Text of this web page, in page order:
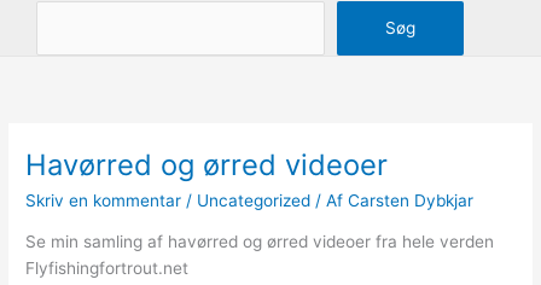
Søg
Havørred og ørred videoer
Skriv en kommentar / Uncategorized / AfCarsten Dybkjar
Se min samling af havørred og ørred videoer fra hele verden
Flyfishingfortrout.net